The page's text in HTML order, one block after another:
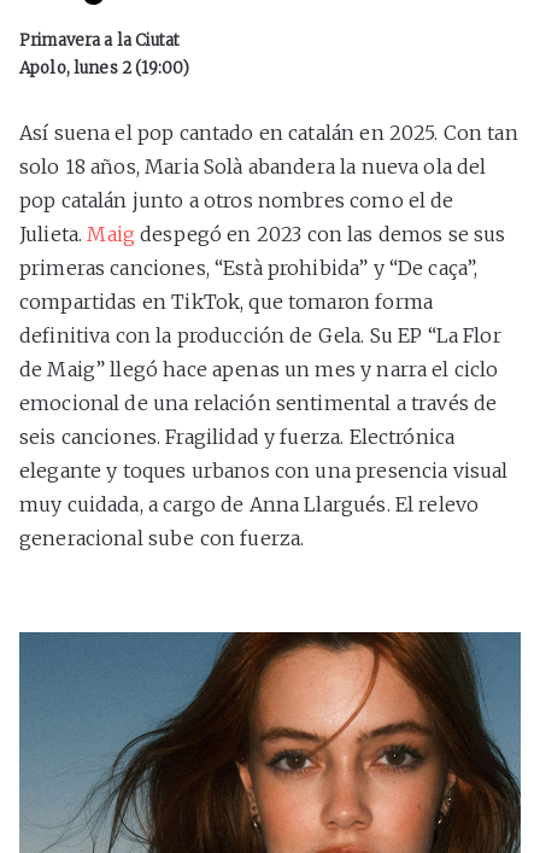
Primavera a la Ciutat
Apolo, lunes 2 (19:00)
Así suena el pop cantado en catalán en 2025. Con tan
solo 18 años, Maria Solà abandera la nueva ola del
pop catalán junto a otros nombres como el de
Julieta. Maig despegó en 2023 con las demos se sus
primeras canciones, “Està prohibida” y “De caça”,
compartidas en TikTok, que tomaron forma
definitiva con la producción de Gela. Su EP “La Flor
de Maig” llegó hace apenas un mes y narra el ciclo
emocional de una relación sentimental a través de
seis canciones. Fragilidad y fuerza. Electrónica
elegante y toques urbanos con una presencia visual
muy cuidada, a cargo de Anna Llargués. El relevo
generacional sube con fuerza.